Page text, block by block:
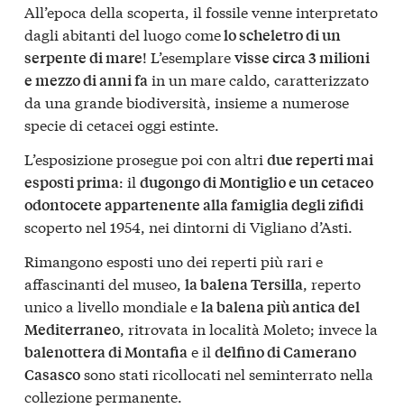
All’epoca della scoperta, il fossile venne interpretato
dagli abitanti del luogo comelo scheletro di un
serpente di mare! L’esemplarevisse circa 3 milioni
e mezzo di anni fain un mare caldo, caratterizzato
da una grande biodiversità, insieme a numerose
specie di cetacei oggi estinte.
L’esposizione prosegue poi con altri due reperti mai
esposti prima: il dugongo di Montiglio e un cetaceo
odontocete appartenente alla famiglia degli zifidi
scoperto nel 1954, nei dintorni di Vigliano d’Asti.
Rimangono esposti uno dei reperti più rari e
affascinanti del museo, la balena Tersilla , reperto
unico a livello mondiale ela balena più antica del
Mediterraneo , ritrovata in località Moleto; invece la
balenottera di Montafia e il delfino di Camerano
Casascosono stati ricollocati nel seminterrato nella
collezione permanente.